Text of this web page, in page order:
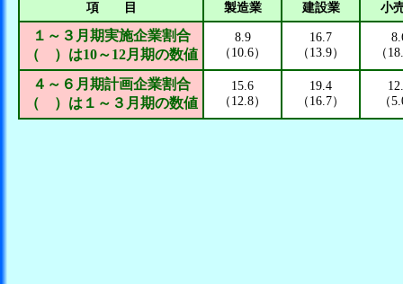
項 目 製造業 建設業 小
１～３月期実施企業割合
（ ）は10～12月期の数値
8.9
（10.6）
16.7
（13.9）
（
４～６月期計画企業割合
（ ）は１～３月期の数値
15.6
（12.8）
19.4
（16.7）
（